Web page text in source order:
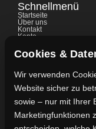
Schnellmenü
Startseite
Über uns
Kontakt
Konto
FAQ's
Kontaktdaten
Vertreten durch:
Cookies &
Wir verwenden
Website sicher zu
sowie – nur mit Ihrer
Marketingfunktionen